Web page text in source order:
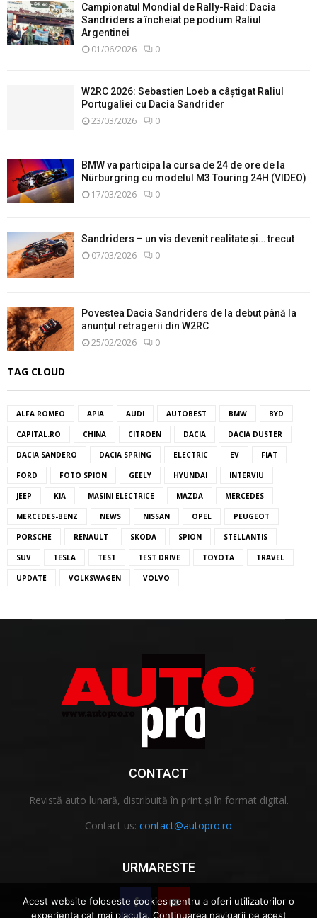
Campionatul Mondial de Rally-Raid: Dacia
Sandriders a încheiat pe podium Raliul
Argentinei
01/06/2026 0
W2RC 2026: Sebastien Loeb a câștigat Raliul
Portugaliei cu Dacia Sandrider
23/03/2026 0
BMW va participa la cursa de 24 de ore de la
Nürburgring cu modelul M3 Touring 24H (VIDEO)
17/03/2026 0
Sandriders – un vis devenit realitate și… trecut
07/03/2026 0
Povestea Dacia Sandriders de la debut până la
anunțul retragerii din W2RC
25/02/2026 0
TAG CLOUD
ALFA ROMEO APIA AUDI AUTOBEST BMW BYD
CAPITAL.RO CHINA CITROEN DACIA DACIA DUSTER
DACIA SANDERO DACIA SPRING ELECTRIC EV FIAT
FORD FOTO SPION GEELY HYUNDAI INTERVIU
JEEP KIA MASINI ELECTRICE MAZDA MERCEDES
MERCEDES-BENZ NEWS NISSAN OPEL PEUGEOT
PORSCHE RENAULT SKODA SPION STELLANTIS
SUV TESLA TEST TEST DRIVE TOYOTA TRAVEL
UPDATE VOLKSWAGEN VOLVO
CONTACT
Revistă auto lunară, distribuită în print și în format digital.
Contact us: contact@autopro.ro
URMARESTE
Acest website foloseste cookies pentru a oferi utilizatorilor o
experienta cat mai placuta. Continuarea navigarii pe acest